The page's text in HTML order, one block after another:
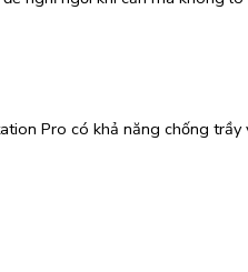
Pro có khả năng chống